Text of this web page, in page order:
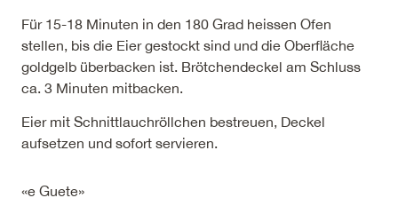
Für 15-18 Minuten in den 180 Grad heissen Ofen
stellen, bis die Eier gestockt sind und die Oberfläche
goldgelb überbacken ist. Brötchendeckel am Schluss
ca. 3 Minuten mitbacken.
Eier mit Schnittlauchröllchen bestreuen, Deckel
aufsetzen und sofort servieren.
«e Guete»